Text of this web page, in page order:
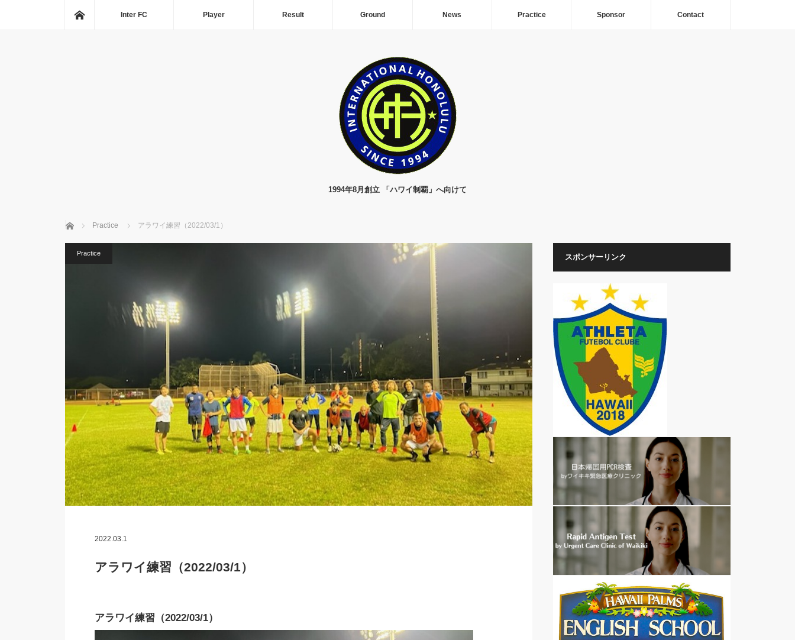
ホームInter FC Player Result Ground News Practice Sponsor Contact
1994年8月創立 「ハワイ制覇」へ向けて
ホーム Practice アラワイ練習（2022/03/1）
Practice
2022.03.1
アラワイ練習（2022/03/1）
アラワイ練習（2022/03/1）
スポンサーリンク